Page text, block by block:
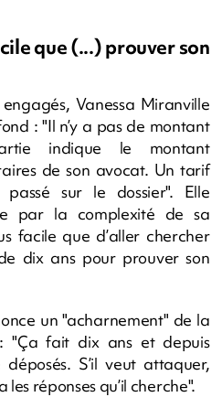
que (...) prouver son
Vanessa Miranville
: "Il n’y a pas de montant
indique le montant
de son avocat. Un tarif
sur le dossier". Elle
par la complexité de sa
facile que d’aller chercher
dix ans pour prouver son
un "acharnement" de la
"Ça fait dix ans et depuis
S’il veut attaquer,
réponses qu’il cherche".